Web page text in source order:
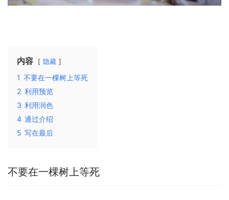
内容 隐藏
1 不要在一棵树上等死
2 利用预览
3 利用润色
4 通过介绍
5 写在最后
不要在一棵树上等死